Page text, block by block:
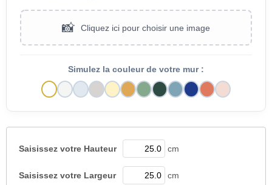
📸 Cliquez ici pour choisir une image
Simulez la couleur de votre mur :
Saisissez votre Hauteur cm
Saisissez votre Largeur cm